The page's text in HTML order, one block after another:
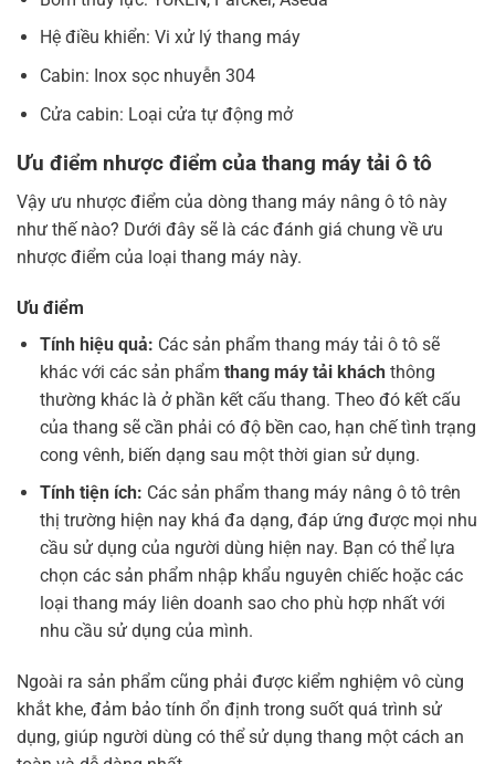
Hệ điều khiển: Vi xử lý thang máy
Cabin: Inox sọc nhuyễn 304
Cửa cabin: Loại cửa tự động mở
Ưu điểm nhược điểm của thang máy tải ô tô
Vậy ưu nhược điểm của dòng thang máy nâng ô tô này
như thế nào? Dưới đây sẽ là các đánh giá chung về ưu
nhược điểm của loại thang máy này.
Ưu điểm
Tính hiệu quả: Các sản phẩm thang máy tải ô tô sẽ
khác với các sản phẩm thang máy tải kháchthông
thường khác là ở phần kết cấu thang. Theo đó kết cấu
của thang sẽ cần phải có độ bền cao, hạn chế tình trạng
cong vênh, biến dạng sau một thời gian sử dụng.
Tính tiện ích: Các sản phẩm thang máy nâng ô tô trên
thị trường hiện nay khá đa dạng, đáp ứng được mọi nhu
cầu sử dụng của người dùng hiện nay. Bạn có thể lựa
chọn các sản phẩm nhập khẩu nguyên chiếc hoặc các
loại thang máy liên doanh sao cho phù hợp nhất với
nhu cầu sử dụng của mình.
Ngoài ra sản phẩm cũng phải được kiểm nghiệm vô cùng
khắt khe, đảm bảo tính ổn định trong suốt quá trình sử
dụng, giúp người dùng có thể sử dụng thang một cách an